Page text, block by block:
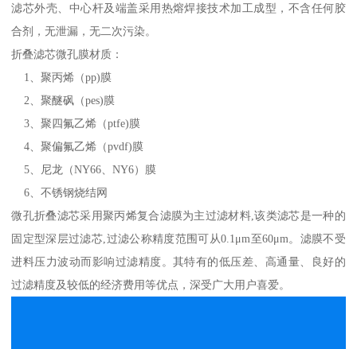
滤芯外壳、中心杆及端盖采用热熔焊接技术加工成型，不含任何胶
合剂，无泄漏，无二次污染。
折叠滤芯微孔膜材质：
1、聚丙烯（pp)膜
2、聚醚砜（pes)膜
3、聚四氟乙烯（ptfe)膜
4、聚偏氟乙烯（pvdf)膜
5、尼龙（NY66、NY6）膜
6、不锈钢烧结网
微孔折叠滤芯采用聚丙烯复合滤膜为主过滤材料,该类滤芯是一种的
固定型深层过滤芯,过滤公称精度范围可从0.1μm至60μm。滤膜不受
进料压力波动而影响过滤精度。其特有的低压差、高通量、良好的
过滤精度及较低的经济费用等优点，深受广大用户喜爱。